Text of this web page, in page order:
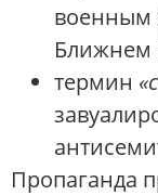
военным
Ближнем
термин
Пропаганда